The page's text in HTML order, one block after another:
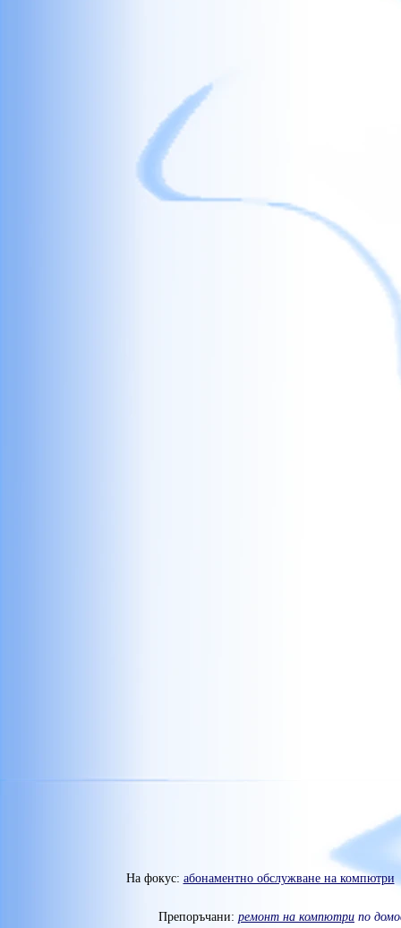
На фокус: абонаментно обслужване на компютри
Препоръчани: ремонт на компютри по